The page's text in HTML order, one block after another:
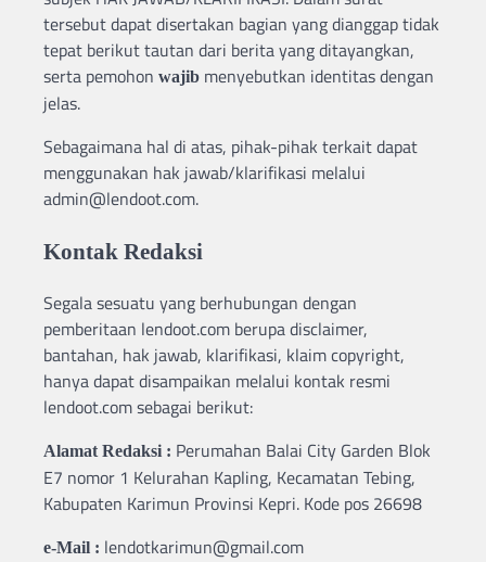
tersebut dapat disertakan bagian yang dianggap tidak
tepat berikut tautan dari berita yang ditayangkan,
serta pemohon wajib menyebutkan identitas dengan
jelas.
Sebagaimana hal di atas, pihak-pihak terkait dapat
menggunakan hak jawab/klarifikasi melalui
admin@lendoot.com.
Kontak Redaksi
Segala sesuatu yang berhubungan dengan
pemberitaan lendoot.com berupa disclaimer,
bantahan, hak jawab, klarifikasi, klaim copyright,
hanya dapat disampaikan melalui kontak resmi
lendoot.com sebagai berikut:
Alamat Redaksi : Perumahan Balai City Garden Blok
E7 nomor 1 Kelurahan Kapling, Kecamatan Tebing,
Kabupaten Karimun Provinsi Kepri. Kode pos 26698
e-Mail : lendotkarimun@gmail.com